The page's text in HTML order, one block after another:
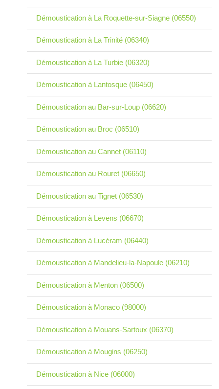
Démoustication à La Roquette-sur-Siagne (06550)
Démoustication à La Trinité (06340)
Démoustication à La Turbie (06320)
Démoustication à Lantosque (06450)
Démoustication au Bar-sur-Loup (06620)
Démoustication au Broc (06510)
Démoustication au Cannet (06110)
Démoustication au Rouret (06650)
Démoustication au Tignet (06530)
Démoustication à Levens (06670)
Démoustication à Lucéram (06440)
Démoustication à Mandelieu-la-Napoule (06210)
Démoustication à Menton (06500)
Démoustication à Monaco (98000)
Démoustication à Mouans-Sartoux (06370)
Démoustication à Mougins (06250)
Démoustication à Nice (06000)